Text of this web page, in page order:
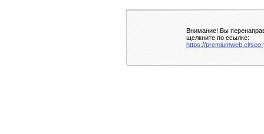
Внимание! Вы
щелкните по ссылке:
https://premiumweb.cl/